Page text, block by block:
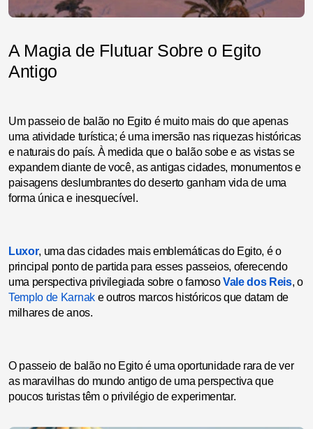
A Magia de Flutuar Sobre o Egito
Antigo
Um passeio de balão no Egito é muito mais do que apenas
uma atividade turística; é uma imersão nas riquezas históricas
e naturais do país. À medida que o balão sobe e as vistas se
expandem diante de você, as antigas cidades, monumentos e
paisagens deslumbrantes do deserto ganham vida de uma
forma única e inesquecível.
Luxor, uma das cidades mais emblemáticas do Egito, é o
principal ponto de partida para esses passeios, oferecendo
uma perspectiva privilegiada sobre o famosoVale dos Reis, o
Templo de Karnak e outros marcos históricos que datam de
milhares de anos.
O passeio de balão no Egito é uma oportunidade rara de ver
as maravilhas do mundo antigo de uma perspectiva que
poucos turistas têm o privilégio de experimentar.